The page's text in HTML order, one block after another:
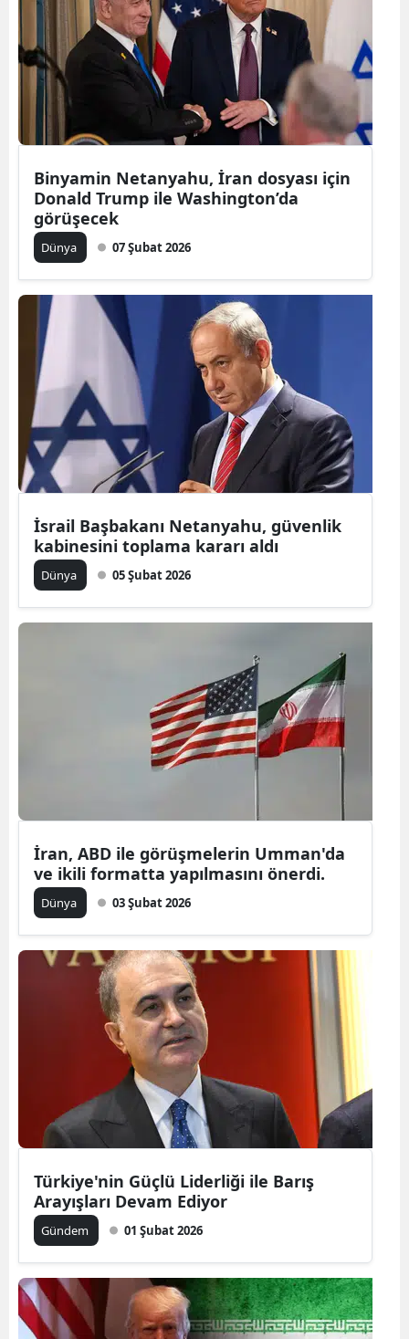
Binyamin Netanyahu, İran dosyası için
Donald Trump ile Washington’da
görüşecek
Dünya 07 Şubat 2026
İsrail Başbakanı Netanyahu, güvenlik
kabinesini toplama kararı aldı
Dünya 05 Şubat 2026
İran, ABD ile görüşmelerin Umman'da
ve ikili formatta yapılmasını önerdi.
Dünya 03 Şubat 2026
Türkiye'nin Güçlü Liderliği ile Barış
Arayışları Devam Ediyor
Gündem 01 Şubat 2026